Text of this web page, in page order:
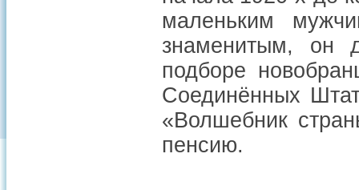
маленьким
знаменитым, он
подборе
Соединённых
«Волшебник
пенсию.